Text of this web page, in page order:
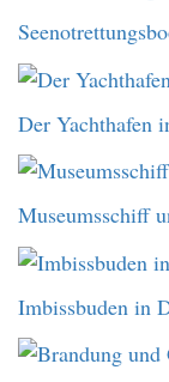
Der Yachthafen
Museumsschiff
Imbissbuden in